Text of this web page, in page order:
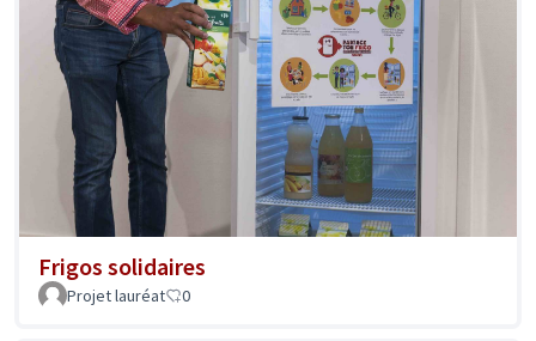
Frigos solidaires
Projet lauréat 0